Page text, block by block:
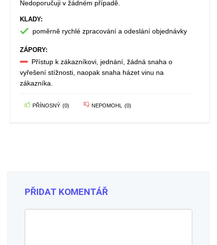
Nedoporučuji v žádném případě.
KLADY:
poměrně rychlé zpracování a odeslání objednávky
ZÁPORY:
Přístup k zákazníkovi, jednání, žádná snaha o
vyřešení stížnosti, naopak snaha házet vinu na
zákazníka.
PŘÍNOSNÝ (0) NEPOMOHL (0)
PŘIDAT KOMENTÁŘ